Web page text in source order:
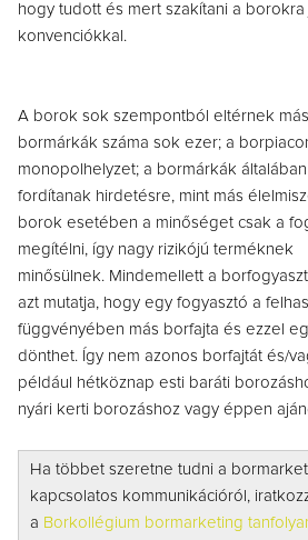
hogy tudott és mert szakítani a
konvenciókkal.
A borok sok szempontból eltérnek
bormárkák száma sok ezer; a
monopolhelyzet; a bormárkák
fordítanak hirdetésre, mint más
borok esetében a minőséget csak a
megítélni, így nagy rizikójú terméknek
minősülnek. Mindemellett a
azt mutatja, hogy egy fogyasztó a
függvényében más borfajta és ezzel
dönthet. Így nem azonos borfajtát és/
például hétköznap esti baráti
nyári kerti borozáshoz vagy éppen
Ha többet szeretne tudni a
kapcsolatos kommunikációról,
a Borkollégium bormarketing